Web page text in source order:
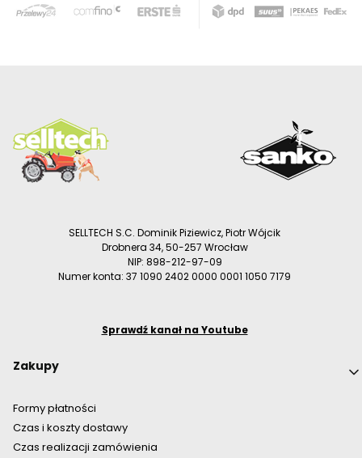
SELLTECH S.C. Dominik Piziewicz, Piotr Wójcik
Drobnera 34, 50-257 Wrocław
NIP: 898-212-97-09
Numer konta: 37 1090 2402 0000 0001 1050 7179
Sprawdź kanał na Youtube
Linki w stopce
Zakupy
Formy płatności
Czas i koszty dostawy
Czas realizacji zamówienia